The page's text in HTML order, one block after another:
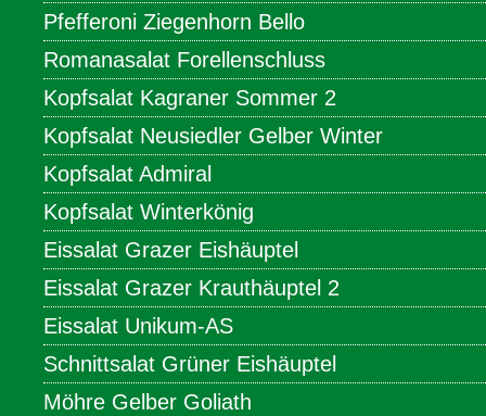
Pfefferoni Ziegenhorn Bello
Romanasalat Forellenschluss
Kopfsalat Kagraner Sommer 2
Kopfsalat Neusiedler Gelber Winter
Kopfsalat Admiral
Kopfsalat Winterkönig
Eissalat Grazer Eishäuptel
Eissalat Grazer Krauthäuptel 2
Eissalat Unikum-AS
Schnittsalat Grüner Eishäuptel
Möhre Gelber Goliath